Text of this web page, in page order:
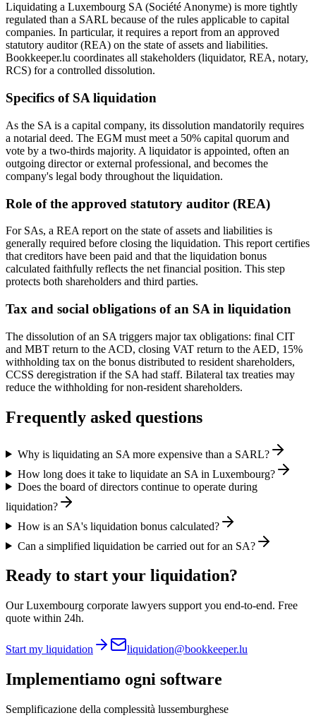
Liquidating a Luxembourg SA (Société Anonyme) is more tightly
regulated than a SARL because of the rules applicable to capital
companies. In particular, it requires a report from an approved
statutory auditor (REA) on the state of assets and liabilities.
Bookkeeper.lu coordinates all stakeholders (liquidator, REA, notary,
RCS) for a controlled dissolution.
Specifics of SA liquidation
As the SA is a capital company, its dissolution mandatorily requires
a notarial deed. The EGM must meet a 50% capital quorum and
vote by a two-thirds majority. A liquidator is appointed, often an
outgoing director or external professional, and becomes the
company's legal body throughout the liquidation.
Role of the approved statutory auditor (REA)
For SAs, a REA report on the state of assets and liabilities is
generally required before closing the liquidation. This report certifies
that creditors have been paid and that the liquidation bonus
calculated faithfully reflects the net financial position. This step
protects both shareholders and third parties.
Tax and social obligations of an SA in liquidation
The dissolution of an SA triggers major tax obligations: final CIT
and MBT return to the ACD, closing VAT return to the AED, 15%
withholding tax on the bonus distributed to resident shareholders,
CCSS deregistration if the SA had staff. Bilateral tax treaties may
reduce the withholding for non-resident shareholders.
Frequently asked questions
Why is liquidating an SA more expensive than a SARL?
How long does it take to liquidate an SA in Luxembourg?
Does the board of directors continue to operate during
liquidation?
How is an SA's liquidation bonus calculated?
Can a simplified liquidation be carried out for an SA?
Ready to start your liquidation?
Our Luxembourg corporate lawyers support you end-to-end. Free
quote within 24h.
Start my liquidation liquidation@bookkeeper.lu
Implementiamo ogni software
Semplificazione della complessità lussemburghese